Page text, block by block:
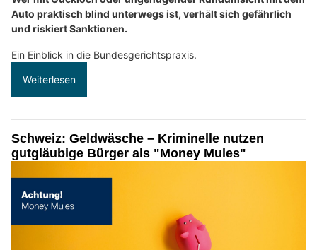
Auto praktisch blind unterwegs ist, verhält sich gefährlich
und riskiert Sanktionen.
Ein Einblick in die Bundesgerichtspraxis.
Weiterlesen
Schweiz: Geldwäsche – Kriminelle nutzen
gutgläubige Bürger als "Money Mules"